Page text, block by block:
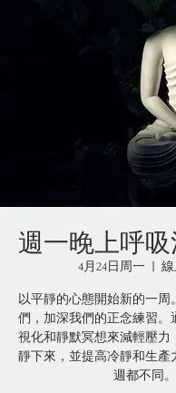
週一晚上呼
4月24日周一
以平靜的心態開始新的一周
們，加深我們的正念練習。
視化和靜默冥想來減輕壓力
靜下來，並提高冷靜和生產
週都不同。